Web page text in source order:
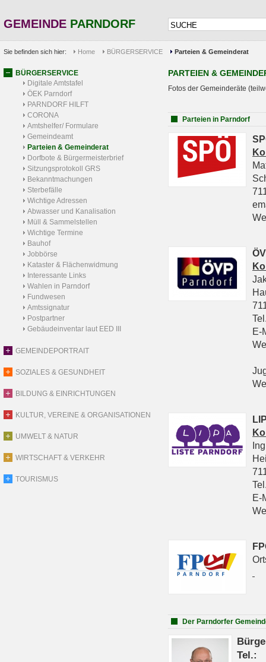
GEMEINDE PARNDORF
Sie befinden sich hier: Home BÜRGERSERVICE Parteien & Gemeinderat
BÜRGERSERVICE
Digitale Amtstafel
ÖEK Parndorf
PARNDORF HILFT
CORONA
Amtshelfer/ Formulare
Gemeindeamt
Parteien & Gemeinderat
Dorfbote & Bürgermeisterbrief
Sitzungsprotokoll GRS
Bekanntmachungen
Sterbefälle
Wichtige Adressen
Abwasser und Kanalisation
Müll & Sammelstellen
Wichtige Termine
Bauhof
Jobbörse
Kataster & Flächenwidmung
Interessante Links
Wahlen in Parndorf
Fundwesen
Amtssignatur
Postpartner
Gebäudeinventar laut EED III
GEMEINDEPORTRAIT
SOZIALES & GESUNDHEIT
BILDUNG & EINRICHTUNGEN
KULTUR, VEREINE & ORGANISATIONEN
UMWELT & NATUR
WIRTSCHAFT & VERKEHR
TOURISMUS
PARTEIEN &
Fotos der Gemeinderäte
Parteien in Parndorf
E-
E-
Der Parndorfer